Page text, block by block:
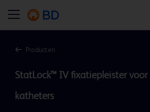
Producten
StatLock™ IV fixatiepleister